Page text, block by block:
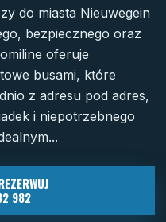
do miasta Nieuwegein
bezpiecznego oraz
oferuje
busami, które
z adresu pod adres,
i niepotrzebnego
982